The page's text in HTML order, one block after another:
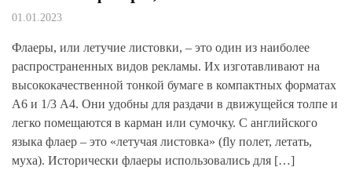
01.01.2023
Флаеры, или летучие листовки, – это один из наиболее
распространенных видов рекламы. Их изготавливают на
высококачественной тонкой бумаге в компактных форматах
А6 и 1/3 А4. Они удобны для раздачи в движущейся толпе и
легко помещаются в карман или сумочку. С английского
языка флаер – это «летучая листовка» (fly полет, летать,
муха). Исторически флаеры использовались для […]